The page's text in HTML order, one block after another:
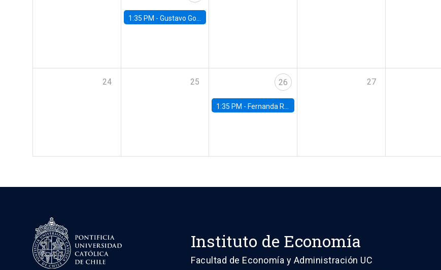
1:35 PM - Gustavo González, Banco Central de Chile
24 25 26
1:35 PM - Fernanda Rojas Ampuero, University of Wisconsin-Madison
27
Instituto de Economía
Facultad de Economía y Administración UC